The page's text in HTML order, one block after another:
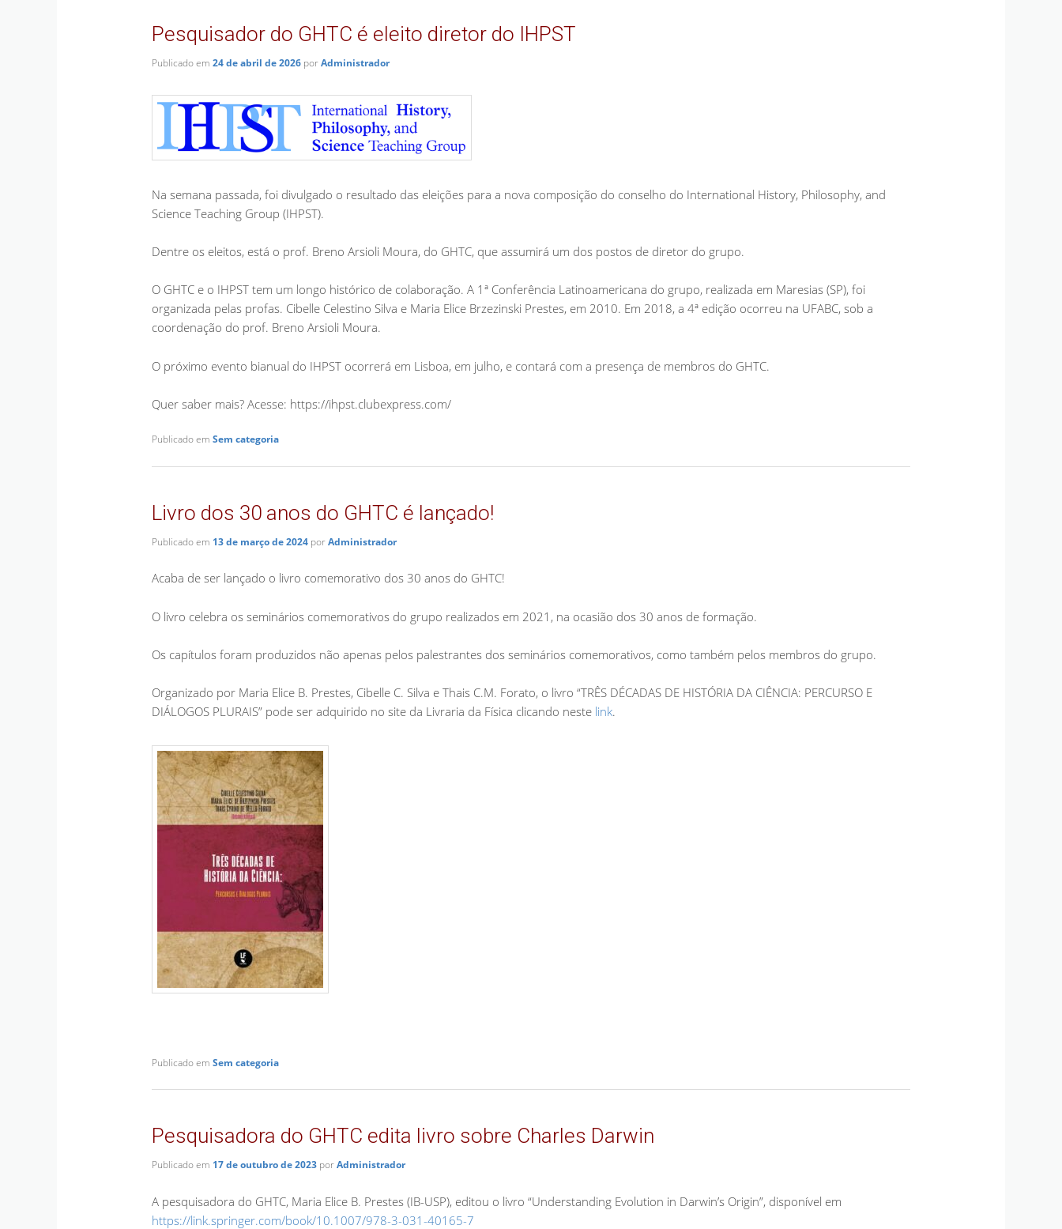
Pesquisador do GHTC é eleito diretor do IHPST
Publicado em 24 de abril de 2026 porAdministrador
Na semana passada, foi divulgado o resultado das eleições para a nova composição do conselho do International History, Philosophy, and
Science Teaching Group (IHPST).
Dentre os eleitos, está o prof. Breno Arsioli Moura, do GHTC, que assumirá um dos postos de diretor do grupo.
O GHTC e o IHPST tem um longo histórico de colaboração. A 1ª Conferência Latinoamericana do grupo, realizada em Maresias (SP), foi
organizada pelas profas. Cibelle Celestino Silva e Maria Elice Brzezinski Prestes, em 2010. Em 2018, a 4ª edição ocorreu na UFABC, sob a
coordenação do prof. Breno Arsioli Moura.
O próximo evento bianual do IHPST ocorrerá em Lisboa, em julho, e contará com a presença de membros do GHTC.
Quer saber mais? Acesse: https://ihpst.clubexpress.com/
Publicado em Sem categoria
Livro dos 30 anos do GHTC é lançado!
Publicado em 13 de março de 2024 porAdministrador
Acaba de ser lançado o livro comemorativo dos 30 anos do GHTC!
O livro celebra os seminários comemorativos do grupo realizados em 2021, na ocasião dos 30 anos de formação.
Os capítulos foram produzidos não apenas pelos palestrantes dos seminários comemorativos, como também pelos membros do grupo.
Organizado por Maria Elice B. Prestes, Cibelle C. Silva e Thais C.M. Forato, o livro “TRÊS DÉCADAS DE HISTÓRIA DA CIÊNCIA: PERCURSO E
DIÁLOGOS PLURAIS” pode ser adquirido no site da Livraria da Física clicando neste link.
Publicado em Sem categoria
Pesquisadora do GHTC edita livro sobre Charles Darwin
Publicado em 17 de outubro de 2023 porAdministrador
A pesquisadora do GHTC, Maria Elice B. Prestes (IB-USP), editou o livro “Understanding Evolution in Darwin’s Origin”, disponível em
https://link.springer.com/book/10.1007/978-3-031-40165-7